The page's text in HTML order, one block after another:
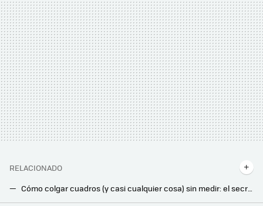
RELACIONADO
Cómo colgar cuadros (y casi cualquier cosa) sin medir: el secreto está en un trozo de cinta